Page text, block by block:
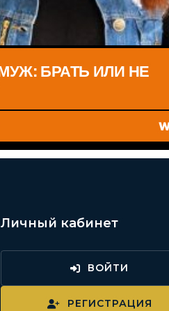
БРАТЬ ИЛИ НЕ
Личный кабинет
ВОЙТИ
РЕГИСТРАЦИЯ